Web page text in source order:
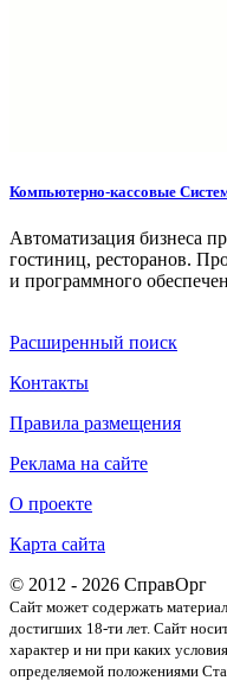
Компьютерно-кассовые
Автоматизация бизнеса
гостиниц, ресторанов.
и программного
Расширенный поиск
Контакты
Правила размещения
Реклама на сайте
О проекте
Карта сайта
© 2012 - 2026 СправОрг
Сайт может содержать
достигших 18-ти лет. Cайт
характер и ни при каких
определяемой положениями